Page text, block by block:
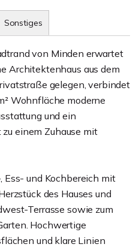
Sonstiges
von Minden erwartet
Architektenhaus aus dem
gelegen, verbindet
Wohnfläche moderne
und ein
einem Zuhause mit
und Kochbereich mit
des Hauses und
Terrasse sowie zum
Hochwertige
und klare Linien